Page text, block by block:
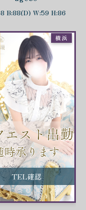
B:88(D) W:59 H:86
TEL確認
横浜